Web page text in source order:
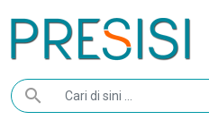
search